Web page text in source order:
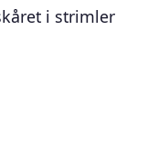
i strimler